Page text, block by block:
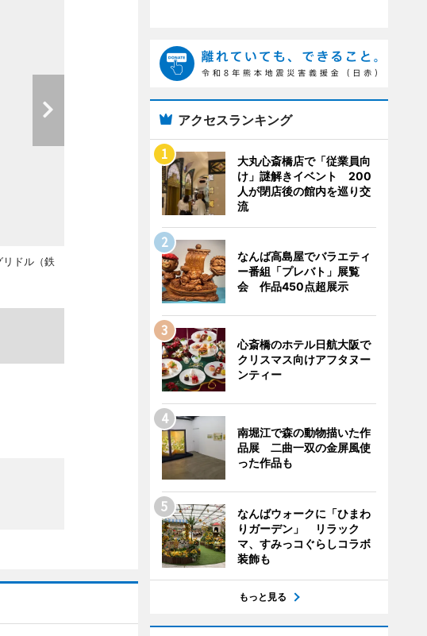
リドル（鉄
アクセスランキング
大丸心斎橋店で「従業員向
け」謎解きイベント 200
人が閉店後の館内を巡り交
流
なんば高島屋でバラエティ
ー番組「プレバト」展覧
会 作品450点超展示
心斎橋のホテル日航大阪で
クリスマス向けアフタヌー
ンティー
南堀江で森の動物描いた作
品展 二曲一双の金屏風使
った作品も
なんばウォークに「ひまわ
りガーデン」 リラック
マ、すみっコぐらしコラボ
装飾も
もっと見る